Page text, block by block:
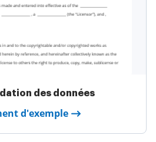
des données
d'exemple